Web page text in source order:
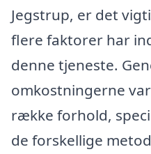
Jegstrup, er det
flere faktorer har
denne tjeneste.
omkostningerne
række forhold,
de forskellige